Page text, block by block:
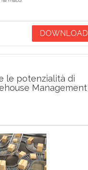
DOWNLOAD
le potenzialità di
Management